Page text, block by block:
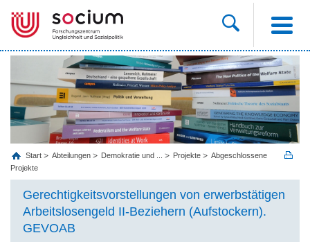
Start Abteilungen Demokratie und ... Projekte
Abgeschlossene
Projekte
Gerechtigkeitsvorstellungen von erwerbstätigen
Arbeitslosengeld II-Beziehern (Aufstockern).
GEVOAB